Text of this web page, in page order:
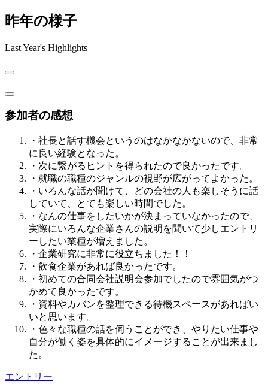
昨年の様子
Last Year's Highlights
参加者の感想
・社長と話す機会というのはなかなかないので、非常
に良い経験となった。
・次に繋がるヒントを得られたので良かったです。
・就職の職種のジャンルの視野が広がってよかった。
・いろんな話が聞けて、どの会社の人も楽しそうに話
していて、とても楽しい時間でした。
・なんの仕事をしたいかが決まっていなかったので、
実際にいろんな企業さんの説明を聞いて少しエントリ
ーしたい業種が増えました。
・企業研究に非常に役立ちました！！
・飲食企業があれば良かったです。
・初めての合同会社説明会参加でしたので雰囲気がつ
かめて良かったです。
・資料やカバンを整理できる待機スペースがあればい
いと思います。
・色々な職種の話を伺うことができ、やりたい仕事や
自分が働く姿を具体的にイメージすることが出来まし
た。
エントリー